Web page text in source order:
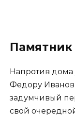
Памятник
Напротив дома
Федору
задумчивый
свой очередной